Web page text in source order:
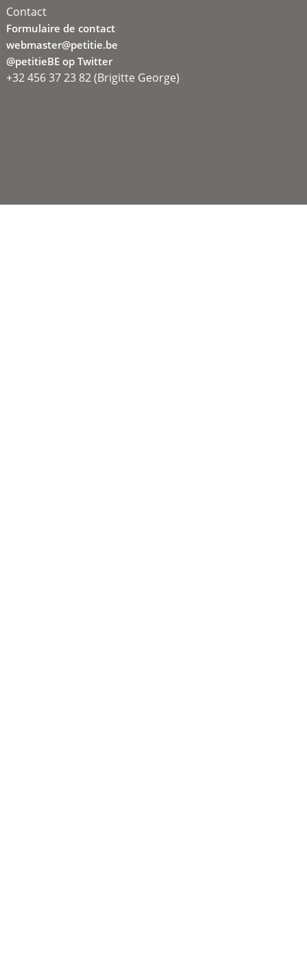
Contact
Formulaire de contact
webmaster@petitie.be
@petitieBE op Twitter
+32 456 37 23 82 (Brigitte George)